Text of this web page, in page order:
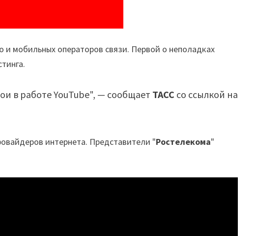
и мобильных операторов связи. Первой о неполадках
в работе YouTube", — сообщает ТАСС со ссылкой на
интернета. Представители "Ростелекома"